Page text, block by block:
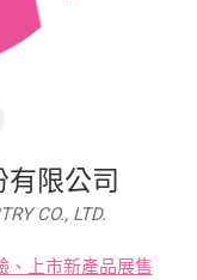
限公司
CO., LTD.
、上市新產品展售